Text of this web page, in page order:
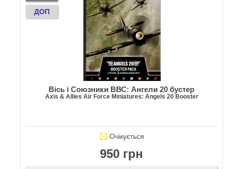
ДОП
Вісь і Союзники ВВС: Ангели 20 бустер
Axis & Allies Air Force Miniatures: Angels 20 Booster
Очікується
950 грн